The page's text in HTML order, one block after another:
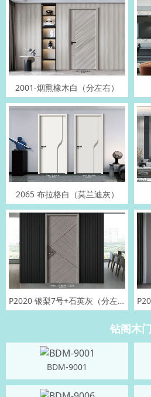
2001-烟熏橡木白（分左右）
2065 布拉格白（莫兰迪灰）
P2020 银梨7号+石英灰（分左右）
钻阁木门
BDM-9001